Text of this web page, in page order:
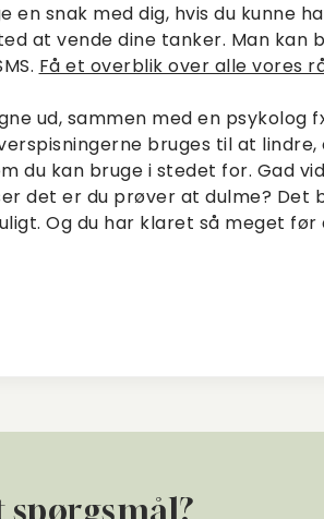
en snak med dig, hvis du kunne
at vende dine tanker. Man kan
Få et overblik over alle vores
ud, sammen med en psykolog
bruges til at lindre,
du kan bruge i stedet for. Gad
det er du prøver at dulme? Det
Og du har klaret så meget
spørgsmål?